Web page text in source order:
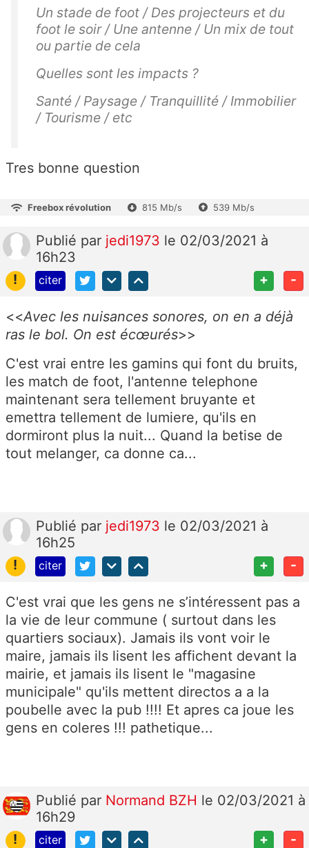
Un stade de foot / Des projecteurs et du
foot le soir / Une antenne / Un mix de tout
ou partie de cela
Quelles sont les impacts ?
Santé / Paysage / Tranquillité / Immobilier
/ Tourisme / etc
Tres bonne question
Freebox révolution 815 Mb/s 539 Mb/s
Publié par jedi1973 le 02/03/2021 à
16h23
!
citer + -
<<Avec les nuisances sonores, on en a déjà
ras le bol. On est écœurés>>
C'est vrai entre les gamins qui font du bruits,
les match de foot, l'antenne telephone
maintenant sera tellement bruyante et
emettra tellement de lumiere, qu'ils en
dormiront plus la nuit... Quand la betise de
tout melanger, ca donne ca...
Publié par jedi1973 le 02/03/2021 à
16h25
!
citer + -
C'est vrai que les gens ne s’intéressent pas a
la vie de leur commune ( surtout dans les
quartiers sociaux). Jamais ils vont voir le
maire, jamais ils lisent les affichent devant la
mairie, et jamais ils lisent le "magasine
municipale" qu'ils mettent directos a a la
poubelle avec la pub !!!! Et apres ca joue les
gens en coleres !!! pathetique...
Publié par Normand BZH le 02/03/2021 à
16h29
!
citer + -